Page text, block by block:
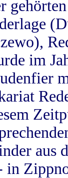
im
aus
in